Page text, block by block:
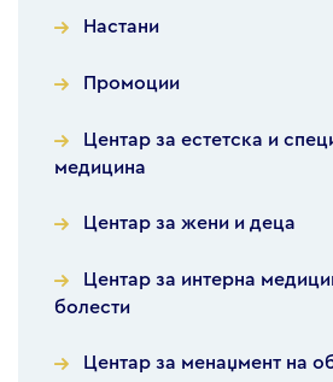
Настани
Промоции
Центар за естетска и
медицина
Центар за жени и деца
Центар за интерна
болести
Центар за менаџмент на